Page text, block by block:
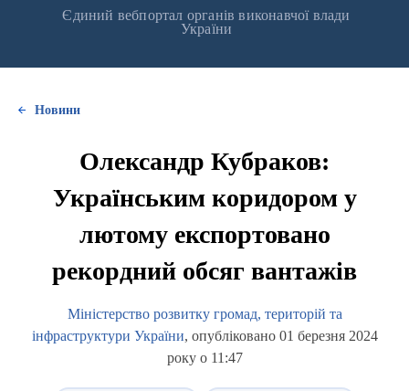
Єдиний вебпортал органів виконавчої влади
України
Новини
Олександр Кубраков:
Українським коридором у
лютому експортовано
рекордний обсяг вантажів
Міністерство розвитку громад, територій та
інфраструктури України, опубліковано 01 березня 2024
року о 11:47